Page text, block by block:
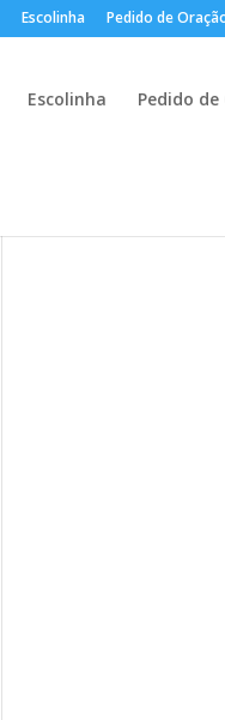
Escolinha Pedido de
Escolinha Pedido de